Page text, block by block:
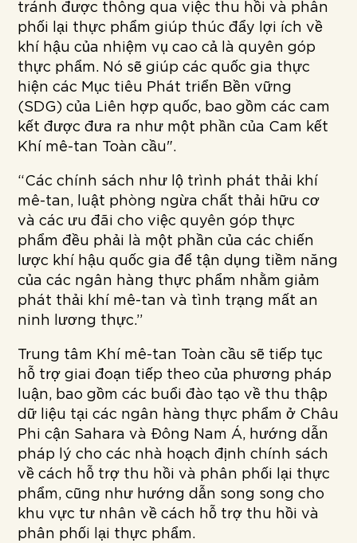
tránh được thông qua việc thu hồi và phân
phối lại thực phẩm giúp thúc đẩy lợi ích về
khí hậu của nhiệm vụ cao cả là quyên góp
thực phẩm. Nó sẽ giúp các quốc gia thực
hiện các Mục tiêu Phát triển Bền vững
(SDG) của Liên hợp quốc, bao gồm các cam
kết được đưa ra như một phần của Cam kết
Khí mê-tan Toàn cầu".
“Các chính sách như lộ trình phát thải khí
mê-tan, luật phòng ngừa chất thải hữu cơ
và các ưu đãi cho việc quyên góp thực
phẩm đều phải là một phần của các chiến
lược khí hậu quốc gia để tận dụng tiềm năng
của các ngân hàng thực phẩm nhằm giảm
phát thải khí mê-tan và tình trạng mất an
ninh lương thực.”
Trung tâm Khí mê-tan Toàn cầu sẽ tiếp tục
hỗ trợ giai đoạn tiếp theo của phương pháp
luận, bao gồm các buổi đào tạo về thu thập
dữ liệu tại các ngân hàng thực phẩm ở Châu
Phi cận Sahara và Đông Nam Á, hướng dẫn
pháp lý cho các nhà hoạch định chính sách
về cách hỗ trợ thu hồi và phân phối lại thực
phẩm, cũng như hướng dẫn song song cho
khu vực tư nhân về cách hỗ trợ thu hồi và
phân phối lại thực phẩm.